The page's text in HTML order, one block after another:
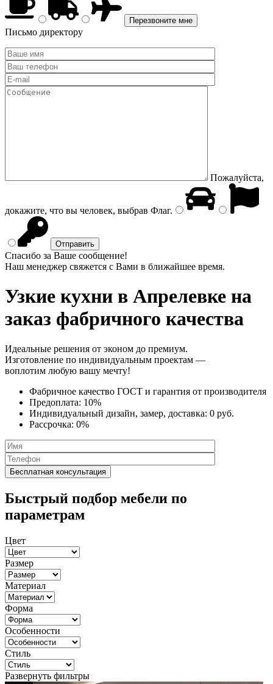
Письмо директору
Пожалуйста,
докажите, что вы человек, выбрав Флаг.
Спасибо за Ваше сообщение!
Наш менеджер свяжется с Вами в ближайшее время.
Узкие кухни в Апрелевке на
заказ фабричного качества
Идеальные решения от эконом до премиум.
Изготовление по индивидуальным проектам —
воплотим любую вашу мечту!
Фабричное качество ГОСТ и гарантия от производителя
Предоплата: 10%
Индивидуальный дизайн, замер, доставка: 0 руб.
Рассрочка: 0%
Быстрый подбор мебели по
параметрам
Цвет
Размер
Материал
Форма
Особенности
Стиль
Развернуть фильтры